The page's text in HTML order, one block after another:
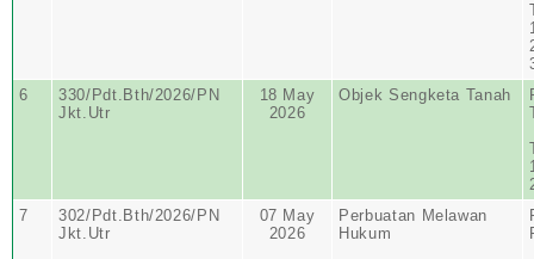
6
330/Pdt.Bth/2026/PN
Jkt.Utr
18 May
2026
Objek Sengketa Tanah
7
302/Pdt.Bth/2026/PN
Jkt.Utr
07 May
2026
Perbuatan Melawan
Hukum